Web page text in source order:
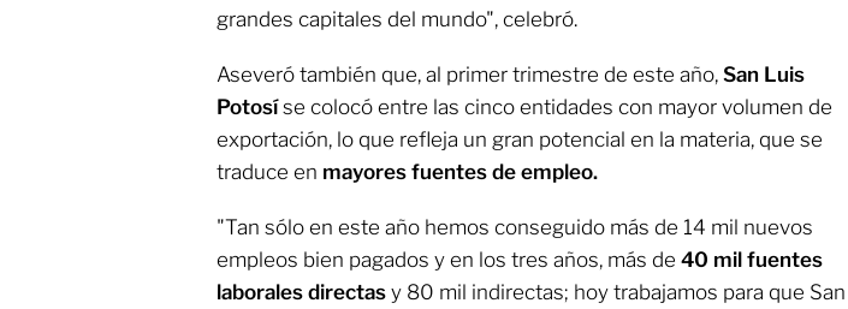
grandes capitales del mundo", celebró.
Aseveró también que, al primer trimestre de este año, San Luis
Potosíse colocó entre las cinco entidades con mayor volumen de
exportación, lo que refleja un gran potencial en la materia, que se
traduce en mayores fuentes de empleo.
"Tan sólo en este año hemos conseguido más de 14 mil nuevos
empleos bien pagados y en los tres años, más de 40 mil fuentes
laborales directas y 80 mil indirectas; hoy trabajamos para que San